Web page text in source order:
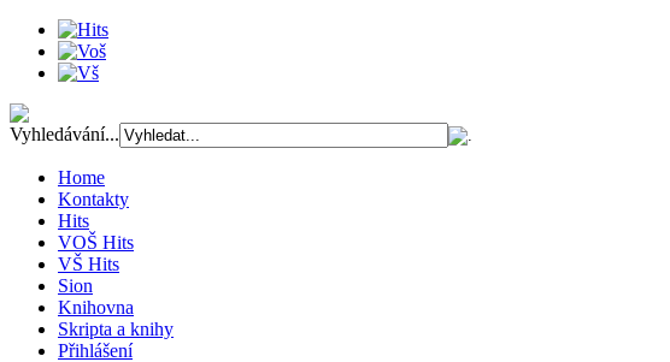
Vyhledávání...
Home
Kontakty
Hits
VOŠ Hits
VŠ Hits
Sion
Knihovna
Skripta a knihy
Přihlášení